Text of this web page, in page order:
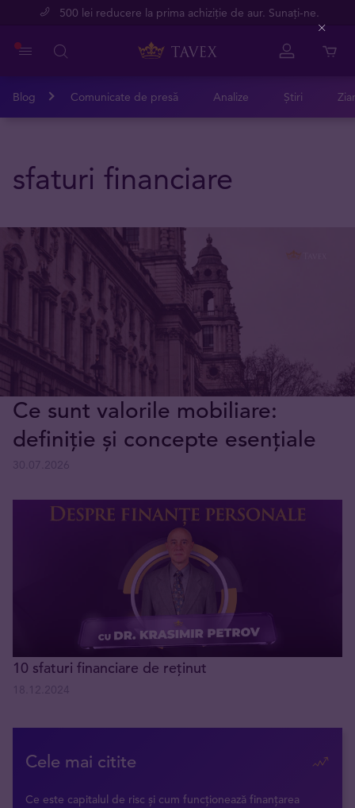
500 lei reducere la prima achiziție de aur. Sunați-ne.
Blog Comunicate de presă Analize Știri
sfaturi financiare
Ce sunt valorile mobiliare:
definiție și concepte esențiale
10 sfaturi financiare de reținut
Cele mai citite
Ce este capitalul de risc și cum funcționează finanțarea
Close